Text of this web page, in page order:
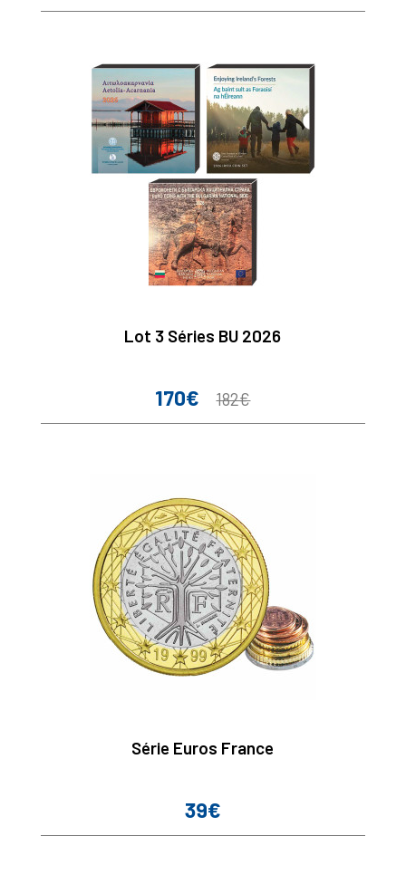
Lot 3 Séries BU 2026
Prix
170€
Prix
182€
Série Euros France
Prix
39€